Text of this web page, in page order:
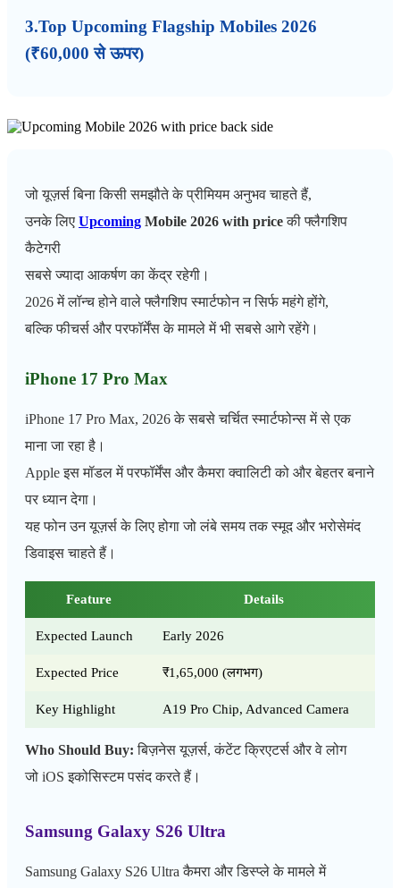
3.Top Upcoming Flagship Mobiles 2026
(₹60,000 से ऊपर)
जो यूज़र्स बिना किसी समझौते के प्रीमियम अनुभव चाहते हैं,
उनके लिए Upcoming Mobile 2026 with priceकी फ्लैगशिप
कैटेगरी
सबसे ज्यादा आकर्षण का केंद्र रहेगी।
2026 में लॉन्च होने वाले फ्लैगशिप स्मार्टफोन न सिर्फ महंगे होंगे,
बल्कि फीचर्स और परफॉर्मेंस के मामले में भी सबसे आगे रहेंगे।
iPhone 17 Pro Max
iPhone 17 Pro Max, 2026 के सबसे चर्चित स्मार्टफोन्स में से एक
माना जा रहा है।
Apple इस मॉडल में परफॉर्मेंस और कैमरा क्वालिटी को और बेहतर बनाने
पर ध्यान देगा।
यह फोन उन यूज़र्स के लिए होगा जो लंबे समय तक स्मूद और भरोसेमंद
डिवाइस चाहते हैं।
Feature Details
Expected Launch Early 2026
Expected Price ₹1,65,000 (लगभग)
Key Highlight A19 Pro Chip, Advanced Camera
Who Should Buy: बिज़नेस यूज़र्स, कंटेंट क्रिएटर्स और वे लोग
जो iOS इकोसिस्टम पसंद करते हैं।
Samsung Galaxy S26 Ultra
Samsung Galaxy S26 Ultra कैमरा और डिस्प्ले के मामले में